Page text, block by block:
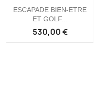
ESCAPADE BIEN-ETRE
ET GOLF...
530,00 €